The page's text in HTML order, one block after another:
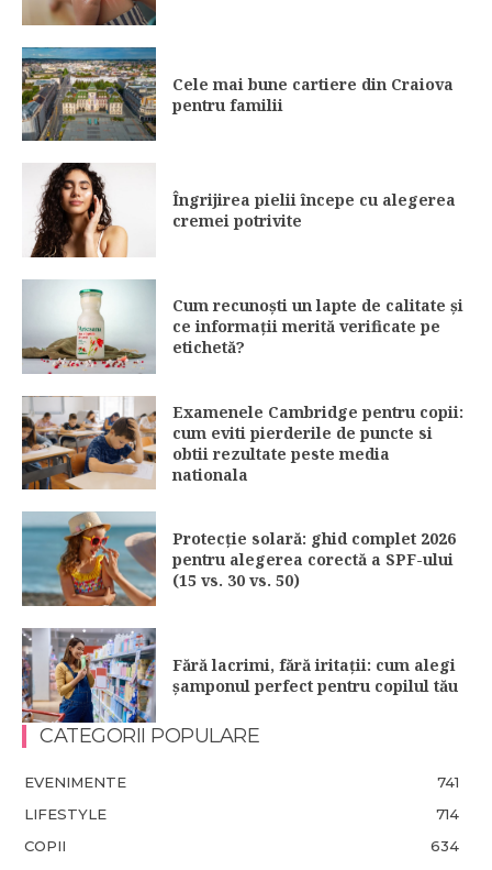
Cele mai bune cartiere din Craiova
pentru familii
Îngrijirea pielii începe cu alegerea
cremei potrivite
Cum recunoști un lapte de calitate și
ce informații merită verificate pe
etichetă?
Examenele Cambridge pentru copii:
cum eviti pierderile de puncte si
obtii rezultate peste media
nationala
Protecție solară: ghid complet 2026
pentru alegerea corectă a SPF-ului
(15 vs. 30 vs. 50)
Fără lacrimi, fără iritații: cum alegi
șamponul perfect pentru copilul tău
CATEGORII POPULARE
EVENIMENTE
741
LIFESTYLE
714
COPII
634